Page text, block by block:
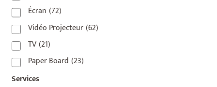
75010 (9)
75011 (17)
75012(8)
75013(2)
75014
Écran (72)
Vidéo Projecteur(62)
TV(21)
Paper Board (23)
Services